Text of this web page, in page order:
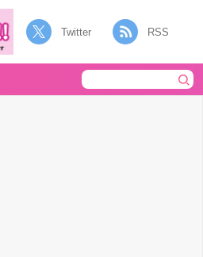
Twitter RSS